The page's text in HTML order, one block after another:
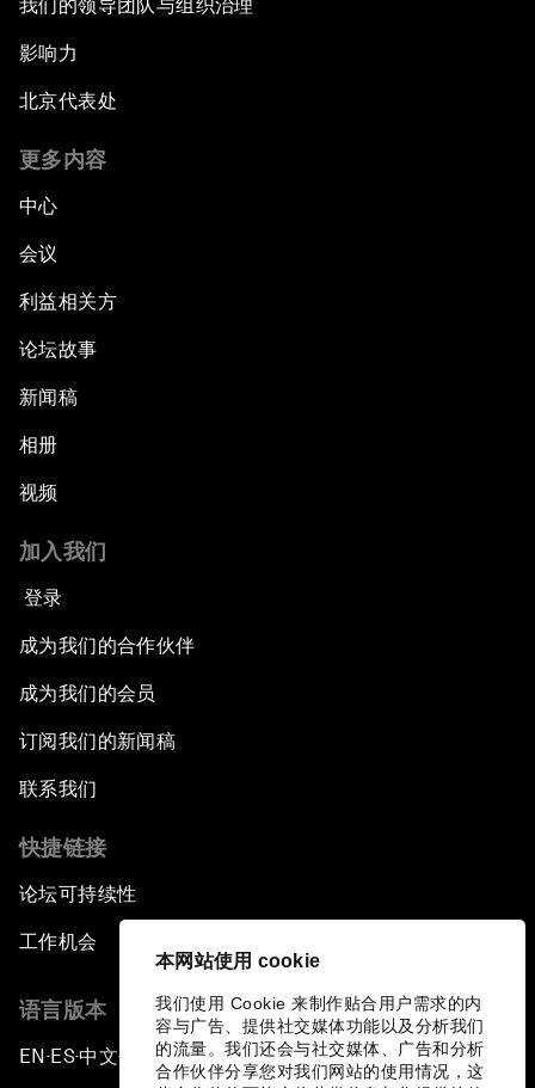
本网站使用 cookie
我们使用 Cookie 来制作贴合用户需求的内
容与广告、提供社交媒体功能以及分析我们
的流量。我们还会与社交媒体、广告和分析
合作伙伴分享您对我们网站的使用情况，这
我们的领导团队与组织治理
影响力
北京代表处
更多内容
中心
会议
利益相关方
论坛故事
新闻稿
相册
视频
加入我们
登录
成为我们的合作伙伴
成为我们的会员
订阅我们的新闻稿
联系我们
快捷链接
论坛可持续性
工作机会
语言版本
EN ▪ ES▪中文▪ 日本語